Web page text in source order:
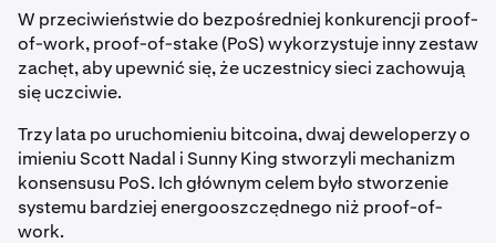
W przeciwieństwie do bezpośredniej konkurencji proof-
of-work, proof-of-stake (PoS) wykorzystuje inny zestaw
zachęt, aby upewnić się, że uczestnicy sieci zachowują
się uczciwie.
Trzy lata po uruchomieniu bitcoina, dwaj deweloperzy o
imieniu Scott Nadal i Sunny King stworzyli mechanizm
konsensusu PoS. Ich głównym celem było stworzenie
systemu bardziej energooszczędnego niż proof-of-
work.